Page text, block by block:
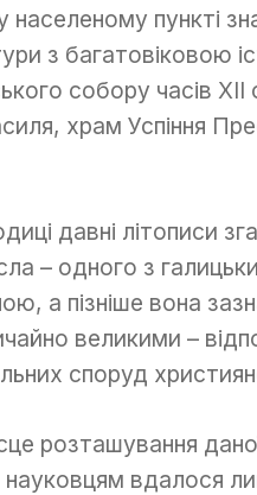
пункті
з багатовіковою
собору часів ХІІ
храм Успіння
давні літописи
– одного з
а пізніше вона
великими –
споруд
розташування
вдалося